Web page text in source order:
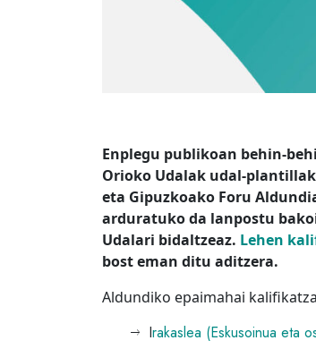
Enplegu publikoan behin-
Orioko Udalak udal-
eta Gipuzkoako Foru
arduratuko da lanpostu
Udalari bidaltzeaz. Lehen
bost eman ditu aditzera.
Aldundiko epaimahai
Irakaslea (Eskusoinua eta